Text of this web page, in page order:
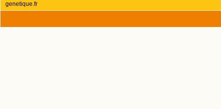
rencontré
vingtaine de
genetique.fr